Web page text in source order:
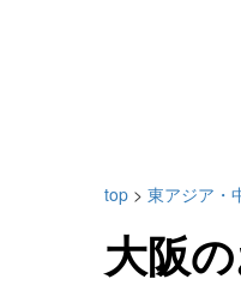
top > 東アジア・
大阪